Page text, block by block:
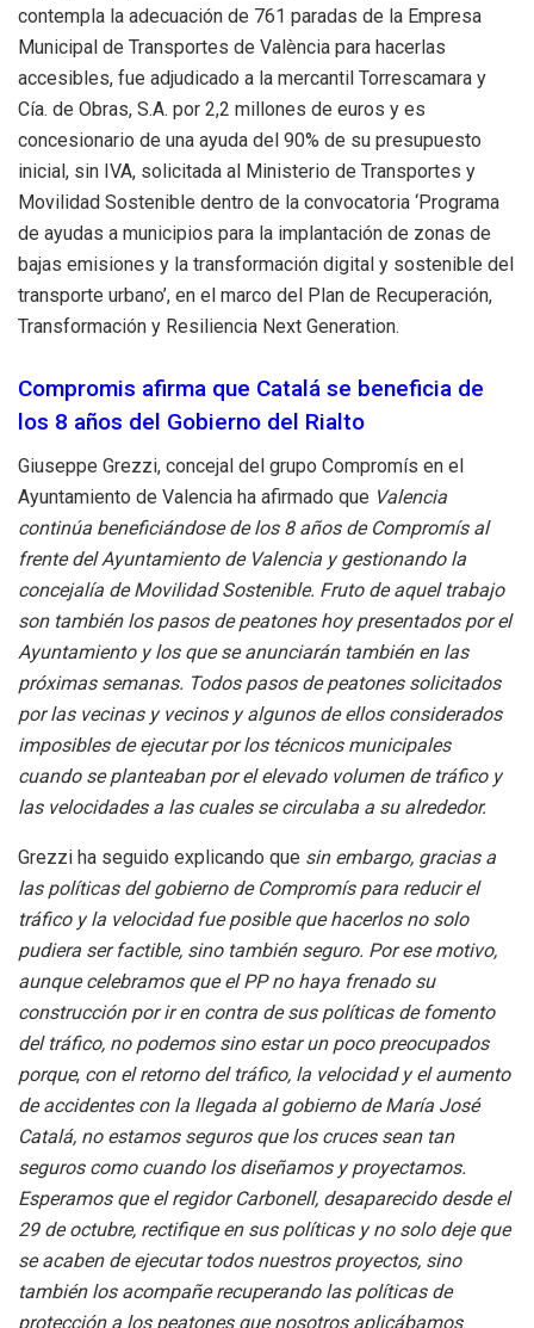
contempla la adecuación de 761 paradas de la Empresa
Municipal de Transportes de València para hacerlas
accesibles, fue adjudicado a la mercantil Torrescamara y
Cía. de Obras, S.A. por 2,2 millones de euros y es
concesionario de una ayuda del 90% de su presupuesto
inicial, sin IVA, solicitada al Ministerio de Transportes y
Movilidad Sostenible dentro de la convocatoria ‘Programa
de ayudas a municipios para la implantación de zonas de
bajas emisiones y la transformación digital y sostenible del
transporte urbano’, en el marco del Plan de Recuperación,
Transformación y Resiliencia Next Generation.
Compromis afirma que Catalá se beneficia de
los 8 años del Gobierno del Rialto
Giuseppe Grezzi, concejal del grupo Compromís en el
Ayuntamiento de Valencia ha afirmado que Valencia
continúa beneficiándose de los 8 años de Compromís al
frente del Ayuntamiento de Valencia y gestionando la
concejalía de Movilidad Sostenible. Fruto de aquel trabajo
son también los pasos de peatones hoy presentados por el
Ayuntamiento y los que se anunciarán también en las
próximas semanas. Todos pasos de peatones solicitados
por las vecinas y vecinos y algunos de ellos considerados
imposibles de ejecutar por los técnicos municipales
cuando se planteaban por el elevado volumen de tráfico y
las velocidades a las cuales se circulaba a su alrededor.
Grezzi ha seguido explicando que sin embargo, gracias a
las políticas del gobierno de Compromís para reducir el
tráfico y la velocidad fue posible que hacerlos no solo
pudiera ser factible, sino también seguro. Por ese motivo,
aunque celebramos que el PP no haya frenado su
construcción por ir en contra de sus políticas de fomento
del tráfico, no podemos sino estar un poco preocupados
porque, con el retorno del tráfico, la velocidad y el aumento
de accidentes con la llegada al gobierno de María José
Catalá, no estamos seguros que los cruces sean tan
seguros como cuando los diseñamos y proyectamos.
Esperamos que el regidor Carbonell, desaparecido desde el
29 de octubre, rectifique en sus políticas y no solo deje que
se acaben de ejecutar todos nuestros proyectos, sino
también los acompañe recuperando las políticas de
protección a los peatones que nosotros aplicábamos.